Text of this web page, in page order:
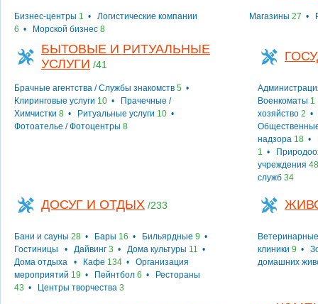
Бизнес-центры 1 • Логистические компании
6 • Морской бизнес 8
Магазины 27 •
БЫТОВЫЕ И РИТУАЛЬНЫЕ
УСЛУГИ /41
Брачные агентства / Службы знакомств 5 •
Клиринговые услуги 10 •
Прачечные /
Химчистки 8 • Ритуальные услуги 10 •
Фотоателье / Фотоцентры 8
Военкоматы 1
хозяйство 2
надзора 18 •
1 •
учреждения 48
служб 34
ДОСУГ И ОТДЫХ /233
Бани и сауны 28 • Бары 16 • Бильярдные 9 •
Гостиницы
• Дайвинг 3 • Дома культуры 11 •
Дома отдыха
• Кафе 134 • Организация
мероприятий 19 • Пейнтбол 6 •
Рестораны
43 • Центры творчества 3
клиники 9 •
домашних